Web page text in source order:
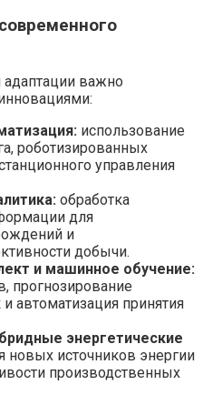
важно
использование
роботизированных
управления
обработка
для
и
добычи.
и машинное обучение:
прогнозирование
автоматизация принятия
энергетические
новых источников энергии
производственных